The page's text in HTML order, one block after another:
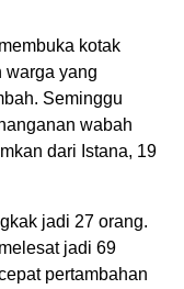
kotak
warga yang
Seminggu
wabah
dari Istana, 19
jadi 27 orang.
jadi 69
pertambahan